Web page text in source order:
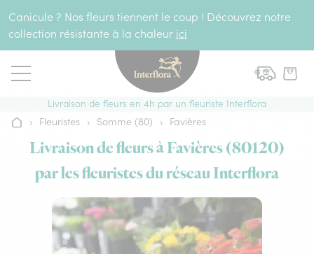
Canicule ? Nos fleurs tiennent le coup ! Découvrez notre
collection résistante à la chaleur ici
Livraison de fleurs en 4h par un fleuriste Interflora
Accueil
› Fleuristes › Somme (80) › Favières
Livraison de fleurs à Favières (80120)
par les fleuristes du réseau Interflora